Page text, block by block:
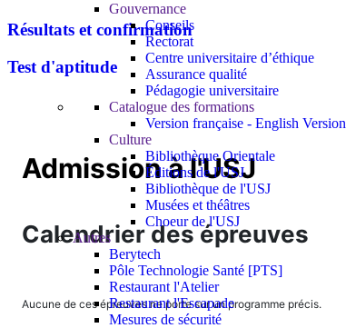
Gouvernance
Conseils
Rectorat
Centre universitaire d’éthique
Assurance qualité
Pédagogie universitaire
Catalogue des formations
Version française - English Version
Culture
Bibliothèque Orientale
Éditions de l'USJ
Bibliothèque de l'USJ
Musées et théâtres
Choeur de l'USJ
Autres
Berytech
Pôle Technologie Santé [PTS]
Restaurant l'Atelier
Restaurant l'Escapade
Mesures de sécurité
Résultats et confirmation
Test d'aptitude
Admission à l'USJ
Calendrier des épreuves
Aucune de ces épreuves ne porte sur un programme précis.